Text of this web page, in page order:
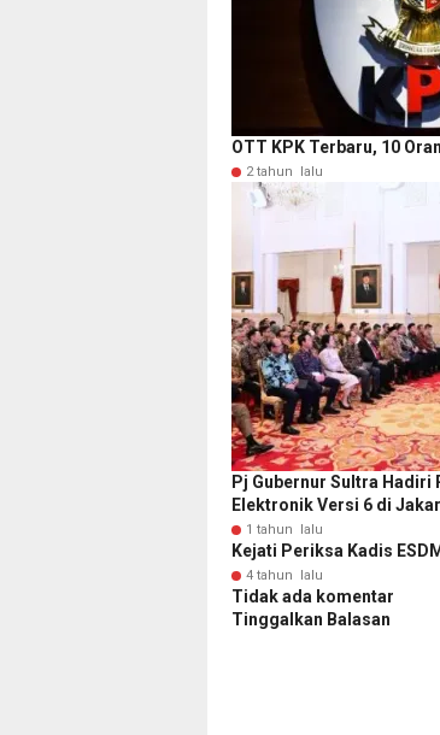
OTT KPK Terbaru, 10
2 tahun lalu
Pj Gubernur Sultra Hadiri
Elektronik Versi 6 di
1 tahun lalu
Kejati Periksa Kadis
4 tahun lalu
Tidak ada komentar
Tinggalkan Balasan